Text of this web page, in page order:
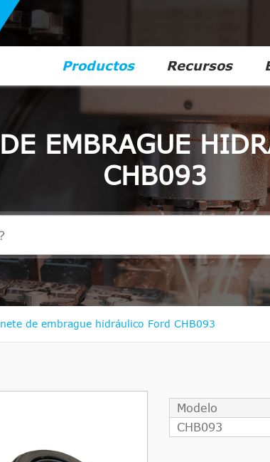
Productos Recursos
EMBRAGUE
CHB093
de embrague hidráulico Ford CHB093
Modelo
CHB093